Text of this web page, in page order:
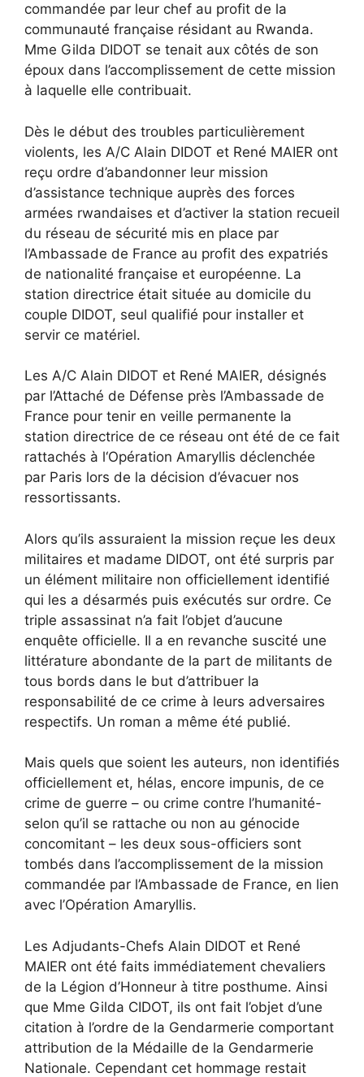
commandée par leur chef au profit de la
communauté française résidant au Rwanda.
Mme Gilda DIDOT se tenait aux côtés de son
époux dans l’accomplissement de cette mission
à laquelle elle contribuait.
Dès le début des troubles particulièrement
violents, les A/C Alain DIDOT et René MAIER ont
reçu ordre d’abandonner leur mission
d’assistance technique auprès des forces
armées rwandaises et d’activer la station recueil
du réseau de sécurité mis en place par
l’Ambassade de France au profit des expatriés
de nationalité française et européenne. La
station directrice était située au domicile du
couple DIDOT, seul qualifié pour installer et
servir ce matériel.
Les A/C Alain DIDOT et René MAIER, désignés
par l’Attaché de Défense près l’Ambassade de
France pour tenir en veille permanente la
station directrice de ce réseau ont été de ce fait
rattachés à l‘Opération Amaryllis déclenchée
par Paris lors de la décision d’évacuer nos
ressortissants.
Alors qu’ils assuraient la mission reçue les deux
militaires et madame DIDOT, ont été surpris par
un élément militaire non officiellement identifié
qui les a désarmés puis exécutés sur ordre. Ce
triple assassinat n’a fait l’objet d’aucune
enquête officielle. Il a en revanche suscité une
littérature abondante de la part de militants de
tous bords dans le but d’attribuer la
responsabilité de ce crime à leurs adversaires
respectifs. Un roman a même été publié.
Mais quels que soient les auteurs, non identifiés
officiellement et, hélas, encore impunis, de ce
crime de guerre – ou crime contre l’humanité-
selon qu’il se rattache ou non au génocide
concomitant – les deux sous-officiers sont
tombés dans l’accomplissement de la mission
commandée par l’Ambassade de France, en lien
avec l’Opération Amaryllis.
Les Adjudants-Chefs Alain DIDOT et René
MAIER ont été faits immédiatement chevaliers
de la Légion d’Honneur à titre posthume. Ainsi
que Mme Gilda CIDOT, ils ont fait l’objet d’une
citation à l’ordre de la Gendarmerie comportant
attribution de la Médaille de la Gendarmerie
Nationale. Cependant cet hommage restait